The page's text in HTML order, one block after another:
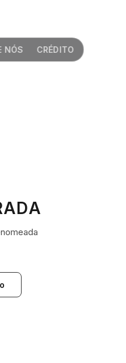
NÓS CRÉDITO